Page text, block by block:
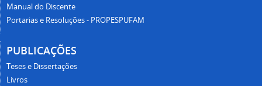
Manual do Discente
Portarias e Resoluções - PROPESPUFAM
PUBLICAÇÕES
Teses e Dissertações
Livros